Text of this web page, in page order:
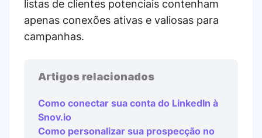
listas de clientes potenciais contenham
apenas conexões ativas e valiosas para
campanhas.
Artigos relacionados
Como conectar sua conta do LinkedIn à
Snov.io
Como personalizar sua prospecção no